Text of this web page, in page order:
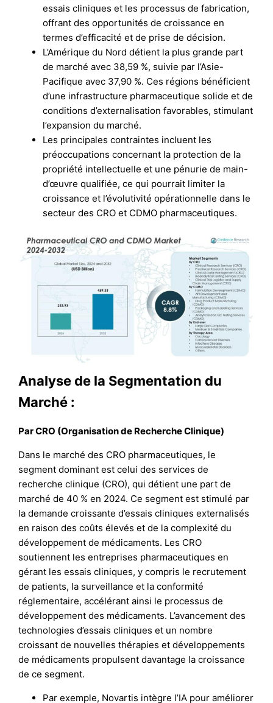
essais cliniques et les processus de fabrication,
offrant des opportunités de croissance en
termes d’efficacité et de prise de décision.
L’Amérique du Nord détient la plus grande part
de marché avec 38,59 %, suivie par l’Asie-
Pacifique avec 37,90 %. Ces régions bénéficient
d’une infrastructure pharmaceutique solide et de
conditions d’externalisation favorables, stimulant
l’expansion du marché.
Les principales contraintes incluent les
préoccupations concernant la protection de la
propriété intellectuelle et une pénurie de main-
d’œuvre qualifiée, ce qui pourrait limiter la
croissance et l’évolutivité opérationnelle dans le
secteur des CRO et CDMO pharmaceutiques.
Analyse de la Segmentation du
Marché :
Par CRO (Organisation de Recherche Clinique)
Dans le marché des CRO pharmaceutiques, le
segment dominant est celui des services de
recherche clinique (CRO), qui détient une part de
marché de 40 % en 2024. Ce segment est stimulé par
la demande croissante d’essais cliniques externalisés
en raison des coûts élevés et de la complexité du
développement de médicaments. Les CRO
soutiennent les entreprises pharmaceutiques en
gérant les essais cliniques, y compris le recrutement
de patients, la surveillance et la conformité
réglementaire, accélérant ainsi le processus de
développement des médicaments. L’avancement des
technologies d’essais cliniques et un nombre
croissant de nouvelles thérapies et développements
de médicaments propulsent davantage la croissance
de ce segment.
Par exemple, Novartis intègre l’IA pour améliorer